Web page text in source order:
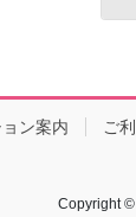
ン案内 ご
Copyright ©